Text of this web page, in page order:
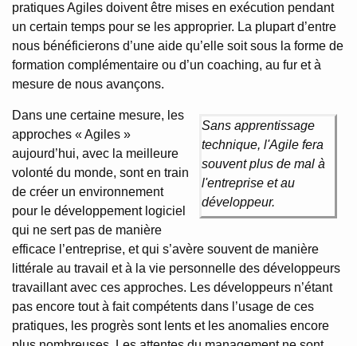
pratiques Agiles doivent être mises en exécution pendant
un certain temps pour se les approprier. La plupart d’entre
nous bénéficierons d’une aide qu’elle soit sous la forme de
formation complémentaire ou d’un coaching, au fur et à
mesure de nous avançons.
Sans apprentissage
technique, l'Agile fera
souvent plus de mal à
l'entreprise et au
développeur.
Dans une certaine mesure, les
approches « Agiles »
aujourd’hui, avec la meilleure
volonté du monde, sont en train
de créer un environnement
pour le développement logiciel
qui ne sert pas de manière
efficace l’entreprise, et qui s’avère souvent de manière
littérale au travail et à la vie personnelle des développeurs
travaillant avec ces approches. Les développeurs n’étant
pas encore tout à fait compétents dans l’usage de ces
pratiques, les progrès sont lents et les anomalies encore